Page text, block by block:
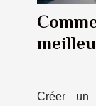
jardin
Créer un